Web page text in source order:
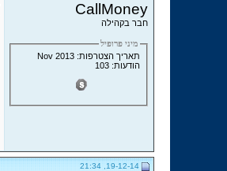
CallMoney
חבר בקהילה
מיני פרופיל
תאריך הצטרפות: Nov 2013
הודעות: 103